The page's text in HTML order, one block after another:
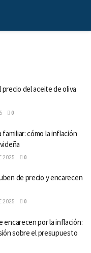
del aceite de oliva
0
cómo la inflación
2025 0
de precio y encarecen
2025 0
encarecen por la inflación:
sobre el presupuesto